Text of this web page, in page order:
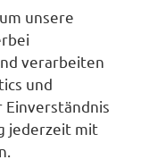
Doppelkupplungsgetriebe (DSG)
[1Z1Z] Black Magic Metallic
unsere
verarbeiten
und
Einverständnis
jederzeit mit